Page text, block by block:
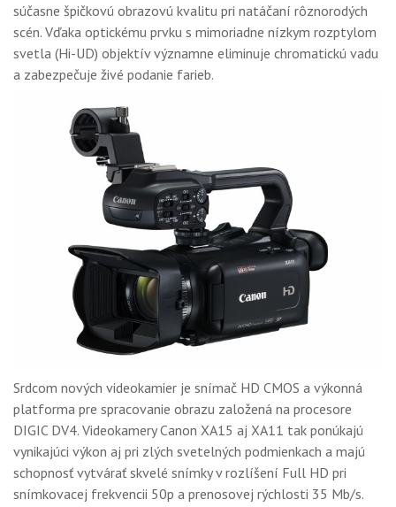
súčasne špičkovú obrazovú kvalitu pri natáčaní rôznorodých
scén. Vďaka optickému prvku s mimoriadne nízkym rozptylom
svetla (Hi-UD) objektív významne eliminuje chromatickú vadu
a zabezpečuje živé podanie farieb.
Srdcom nových videokamier je snímač HD CMOS a výkonná
platforma pre spracovanie obrazu založená na procesore
DIGIC DV4. Videokamery Canon XA15 aj XA11 tak ponúkajú
vynikajúci výkon aj pri zlých svetelných podmienkach a majú
schopnosť vytvárať skvelé snímky v rozlíšení Full HD pri
snímkovacej frekvencii 50p a prenosovej rýchlosti 35 Mb/s.